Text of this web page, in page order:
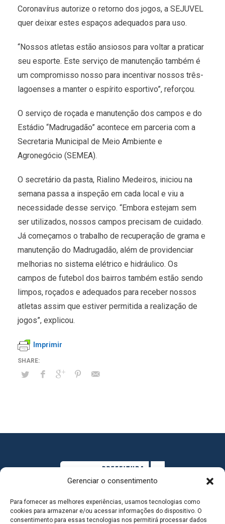
Gerenciar o consentimento
Para fornecer as melhores experiências, usamos tecnologias como
cookies para armazenar e/ou acessar informações do dispositivo. O
consentimento para essas tecnologias nos permitirá processar dados
Coronavírus autorize o retorno dos jogos, a SEJUVEL
quer deixar estes espaços adequados para uso.
“Nossos atletas estão ansiosos para voltar a praticar
seu esporte. Este serviço de manutenção também é
um compromisso nosso para incentivar nossos três-
lagoenses a manter o espírito esportivo”, reforçou.
O serviço de roçada e manutenção dos campos e do
Estádio “Madrugadão” acontece em parceria com a
Secretaria Municipal de Meio Ambiente e
Agronegócio (SEMEA).
O secretário da pasta, Rialino Medeiros, iniciou na
semana passa a inspeção em cada local e viu a
necessidade desse serviço. “Embora estejam sem
ser utilizados, nossos campos precisam de cuidado.
Já começamos o trabalho de recuperação de grama e
manutenção do Madrugadão, além de providenciar
melhorias no sistema elétrico e hidráulico. Os
campos de futebol dos bairros também estão sendo
limpos, roçados e adequados para receber nossos
atletas assim que estiver permitida a realização de
jogos”, explicou.
Imprimir